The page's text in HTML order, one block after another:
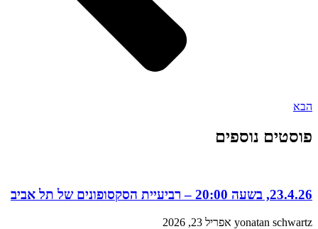
הבא
פוסטים נוספים
23.4.26, בשעה 20:00 – רביעיית הסקסופונים של תל אביב
yonatan schwartz אפריל 23, 2026